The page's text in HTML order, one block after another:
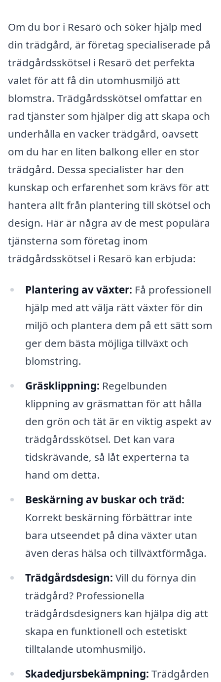
Om du bor i Resarö och söker hjälp med
din trädgård, är företag specialiserade på
trädgårdsskötsel i Resarö det perfekta
valet för att få din utomhusmiljö att
blomstra. Trädgårdsskötsel omfattar en
rad tjänster som hjälper dig att skapa och
underhålla en vacker trädgård, oavsett
om du har en liten balkong eller en stor
trädgård. Dessa specialister har den
kunskap och erfarenhet som krävs för att
hantera allt från plantering till skötsel och
design. Här är några av de mest populära
tjänsterna som företag inom
trädgårdsskötsel i Resarö kan erbjuda:
Plantering av växter: Få professionell
hjälp med att välja rätt växter för din
miljö och plantera dem på ett sätt som
ger dem bästa möjliga tillväxt och
blomstring.
Gräsklippning: Regelbunden
klippning av gräsmattan för att hålla
den grön och tät är en viktig aspekt av
trädgårdsskötsel. Det kan vara
tidskrävande, så låt experterna ta
hand om detta.
Beskärning av buskar och träd:
Korrekt beskärning förbättrar inte
bara utseendet på dina växter utan
även deras hälsa och tillväxtförmåga.
Trädgårdsdesign: Vill du förnya din
trädgård? Professionella
trädgårdsdesigners kan hjälpa dig att
skapa en funktionell och estetiskt
tilltalande utomhusmiljö.
Skadedjursbekämpning: Trädgården